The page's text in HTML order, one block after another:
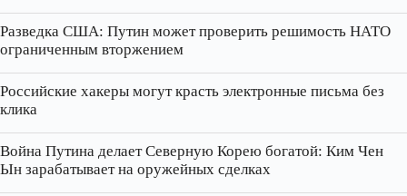
Разведка США: Путин может проверить решимость НАТО
ограниченным вторжением
Российские хакеры могут красть электронные письма без
клика
Война Путина делает Северную Корею богатой: Ким Чен
Ын зарабатывает на оружейных сделках